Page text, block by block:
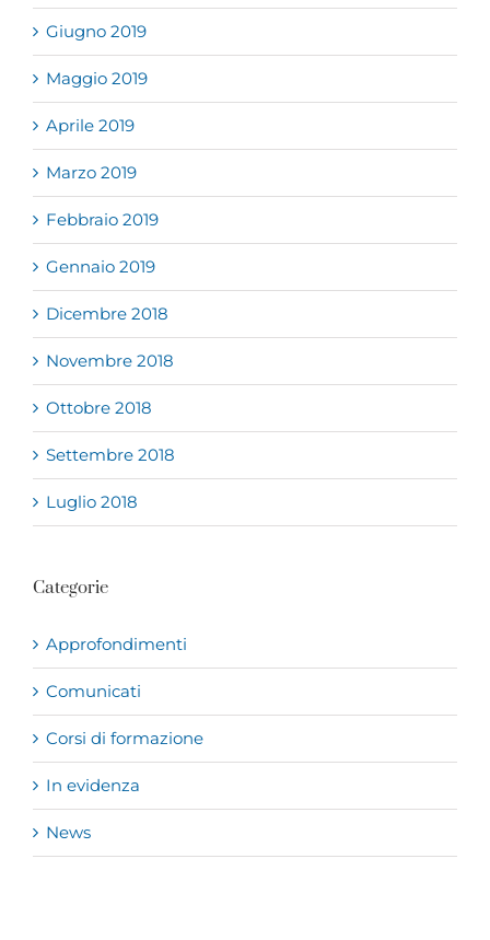
Giugno 2019
Maggio 2019
Aprile 2019
Marzo 2019
Febbraio 2019
Gennaio 2019
Dicembre 2018
Novembre 2018
Ottobre 2018
Settembre 2018
Luglio 2018
Categorie
Approfondimenti
Comunicati
Corsi di formazione
In evidenza
News